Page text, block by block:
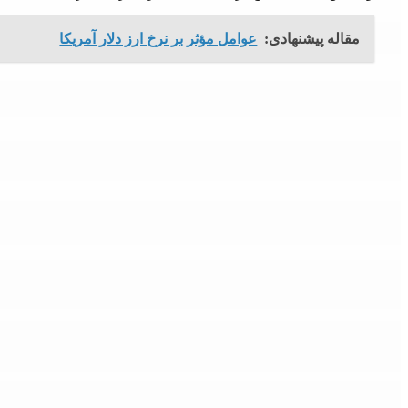
مقاله پیشنهادی: عوامل مؤثر بر نرخ ارز دلار آمریکا